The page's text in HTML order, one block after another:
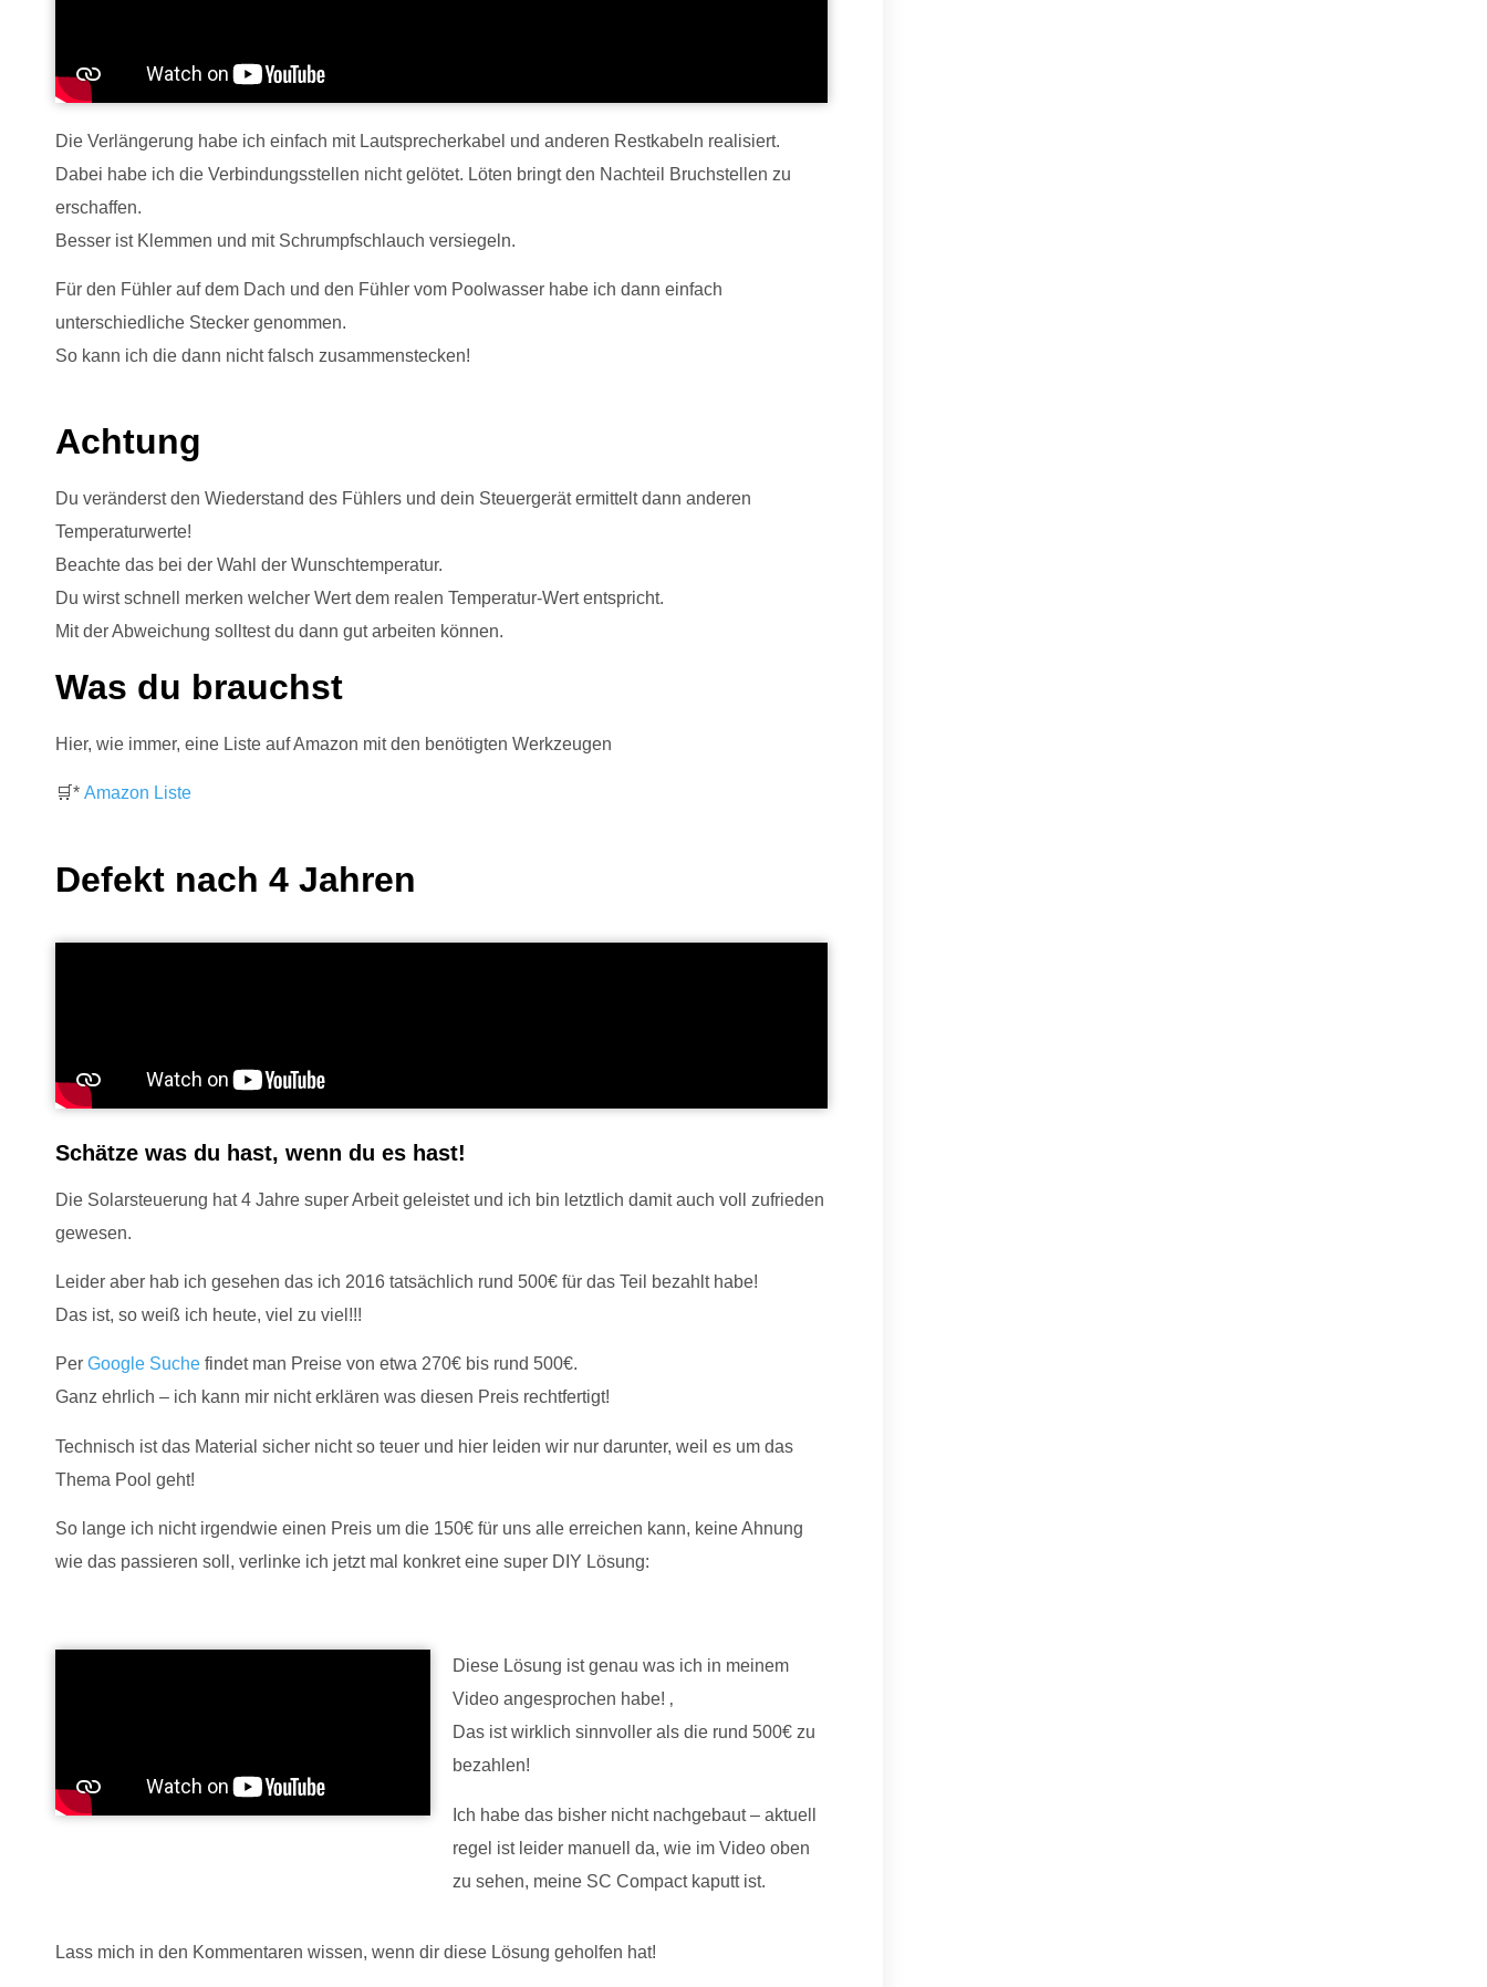
Die Verlängerung habe ich einfach mit Lautsprecherkabel und anderen Restkabeln realisiert.
Dabei habe ich die Verbindungsstellen nicht gelötet. Löten bringt den Nachteil Bruchstellen zu
erschaffen.
Besser ist Klemmen und mit Schrumpfschlauch versiegeln.
Für den Fühler auf dem Dach und den Fühler vom Poolwasser habe ich dann einfach
unterschiedliche Stecker genommen.
So kann ich die dann nicht falsch zusammenstecken!
Achtung
Du veränderst den Wiederstand des Fühlers und dein Steuergerät ermittelt dann anderen
Temperaturwerte!
Beachte das bei der Wahl der Wunschtemperatur.
Du wirst schnell merken welcher Wert dem realen Temperatur-Wert entspricht.
Mit der Abweichung solltest du dann gut arbeiten können.
Was du brauchst
Hier, wie immer, eine Liste auf Amazon mit den benötigten Werkzeugen
🛒* Amazon Liste
Defekt nach 4 Jahren
Schätze was du hast, wenn du es hast!
Die Solarsteuerung hat 4 Jahre super Arbeit geleistet und ich bin letztlich damit auch voll zufrieden
gewesen.
Leider aber hab ich gesehen das ich 2016 tatsächlich rund 500€ für das Teil bezahlt habe!
Das ist, so weiß ich heute, viel zu viel!!!
Per Google Suche findet man Preise von etwa 270€ bis rund 500€.
Ganz ehrlich – ich kann mir nicht erklären was diesen Preis rechtfertigt!
Technisch ist das Material sicher nicht so teuer und hier leiden wir nur darunter, weil es um das
Thema Pool geht!
So lange ich nicht irgendwie einen Preis um die 150€ für uns alle erreichen kann, keine Ahnung
wie das passieren soll, verlinke ich jetzt mal konkret eine super DIY Lösung:
Diese Lösung ist genau was ich in meinem
Video angesprochen habe! ‚
Das ist wirklich sinnvoller als die rund 500€ zu
bezahlen!
Ich habe das bisher nicht nachgebaut – aktuell
regel ist leider manuell da, wie im Video oben
zu sehen, meine SC Compact kaputt ist.
Lass mich in den Kommentaren wissen, wenn dir diese Lösung geholfen hat!